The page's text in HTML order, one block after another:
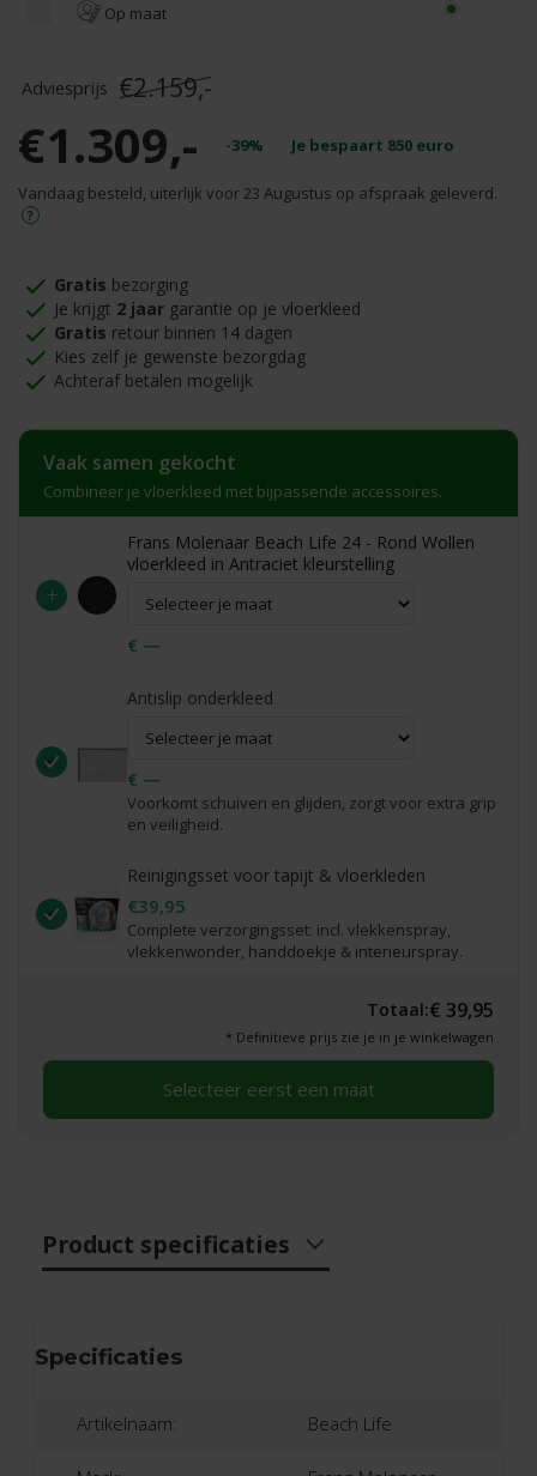
Op maat
€2.159,-
€1.309,- -39% Je bespaart 850 euro
Vandaag besteld, uiterlijk voor 23 Augustus op afspraak geleverd.
Gratis bezorging
Je krijgt 2 jaar garantie op je vloerkleed
Gratis retour binnen 14 dagen
Kies zelf je gewenste bezorgdag
Achteraf betalen mogelijk
Vaak samen gekocht
Combineer je vloerkleed met bijpassende accessoires.
+
Frans Molenaar Beach Life 24 - Rond Wollen
vloerkleed in Antraciet kleurstelling
€ —
Antislip onderkleed
€ —
Voorkomt schuiven en glijden, zorgt voor extra grip
en veiligheid.
Reinigingsset voor tapijt & vloerkleden
€39,95
Complete verzorgingsset: incl. vlekkenspray,
vlekkenwonder, handdoekje & interieurspray.
Totaal:€ 39,95
* Definitieve prijs zie je in je winkelwagen
Selecteer eerst een maat
Product specificaties
Specificaties
Artikelnaam: Beach Life